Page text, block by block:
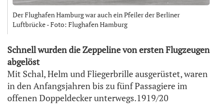
Der Flughafen Hamburg war auch ein Pfeiler der Berliner
Luftbrücke - Foto: Flughafen Hamburg
Schnell wurden die Zeppeline von ersten Flugzeugen
abgelöst
Mit Schal, Helm und Fliegerbrille ausgerüstet, waren
in den Anfangsjahren bis zu fünf Passagiere im
offenen Doppeldecker unterwegs.1919/20